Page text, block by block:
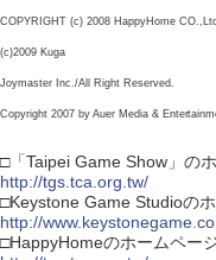
COPYRIGHT (c) 2008 HappyHome
(c)2009 Kuga
Joymaster Inc./All Right Reserved.
Copyright 2007 by Auer Media &
□「Taipei Game Show」の
http://tgs.tca.org.tw/
□Keystone Game Studioのホ
http://
□HappyHomeのホームペー